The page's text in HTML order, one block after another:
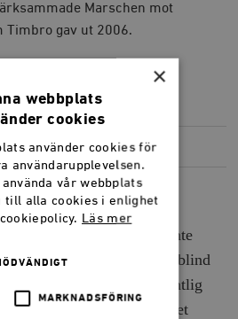
Marschen mot
Timbro gav ut 2006.
NER(PDF) 939,1 KB
politik hittills är inte
bild växer fram: Det är blind
sex, fildelning och obefintlig
som grov brottslighet
×
webbplats
cookies
använder cookies för
användarupplevelsen.
använda vår webbplats
till alla cookies i enlighet
Läs mer
MARKNADSFÖRING